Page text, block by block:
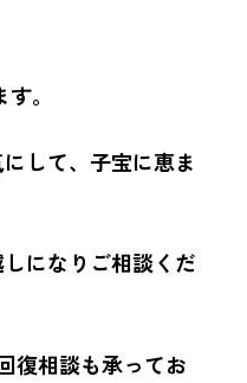
。
して、子宝に恵ま
になりご相談くだ
復相談も承ってお